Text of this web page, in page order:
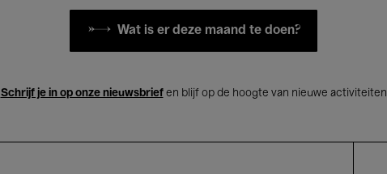
Wat is er deze maand te doen?
Schrijf je in op onze nieuwsbriefen blijf op de hoogte van nieuwe activiteiten